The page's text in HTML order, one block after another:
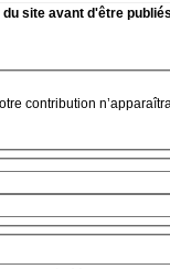
site avant d'être
contribution